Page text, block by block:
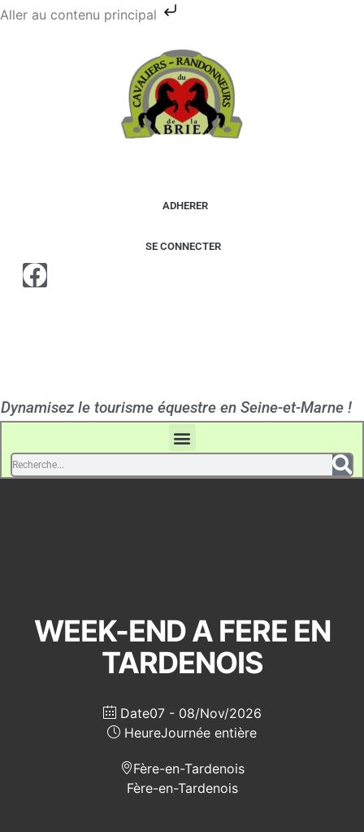
Aller au contenu principal
ADHERER
SE CONNECTER
Dynamisez le tourisme équestre en Seine-et-Marne !
WEEK-END A FERE EN
TARDENOIS
Date07 - 08/Nov/2026
HeureJournée entière
Fère-en-Tardenois
Fère-en-Tardenois